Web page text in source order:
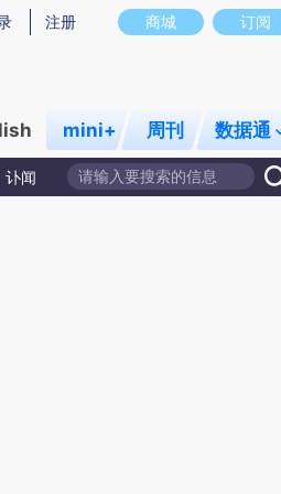
意图存在偏差。不代表财新观点和立场。
商城 订阅
注册
mini+ 周刊 数据通
讣闻